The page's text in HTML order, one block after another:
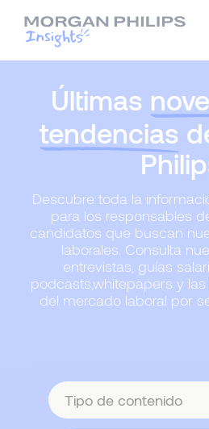
Últimas
tendencias
Descubre toda la
para los responsables
candidatos que buscan
laborales. Consulta
entrevistas, guías
podcasts,whitepapers y
del mercado laboral por
Tipo
de
contenido